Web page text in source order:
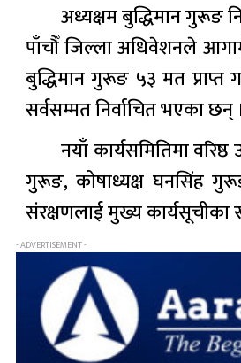
अध्यक्षम बुद्धिमान गुरूङ
पाँचौँ जिल्ला अधिवेशनले
बुद्धिमान गुरूङ ५३ मत
सर्वसम्मत निर्वाचित भएका छन् ।
नयाँ कार्यसमितिमा
गुरूङ, कोषाध्यक्ष घनसिंह
संरक्षणलाई मुख्य
- ADVERTISEMENT -